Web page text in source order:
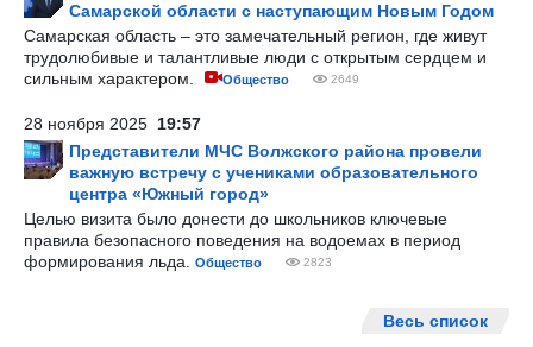
Самарской области с наступающим Новым Годом
Самарская область – это замечательный регион, где живут
трудолюбивые и талантливые люди с открытым сердцем и
сильным характером.
Общество 2649
28 ноября 2025 19:57
Представители МЧС Волжского района провели
важную встречу с учениками образовательного
центра «Южный город»
Целью визита было донести до школьников ключевые
правила безопасного поведения на водоемах в период
формирования льда.
Общество 2823
Весь список